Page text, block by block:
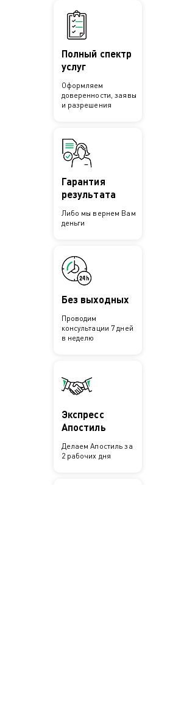
Полный спектр
услуг
Оформляем
доверенности, заявы
и разрешения
Гарантия
результата
Либо мы вернем Вам
деньги
Без выходных
Проводим
консультации 7 дней
в неделю
Экспресс
Апостиль
Делаем Апостиль за
2 рабочих дня